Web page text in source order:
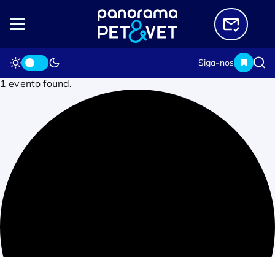
Siga-nos
1 evento found.